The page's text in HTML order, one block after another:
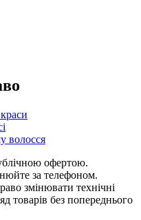
волосся
офертою.
за телефоном.
змінювати технічні
товарів без попереднього